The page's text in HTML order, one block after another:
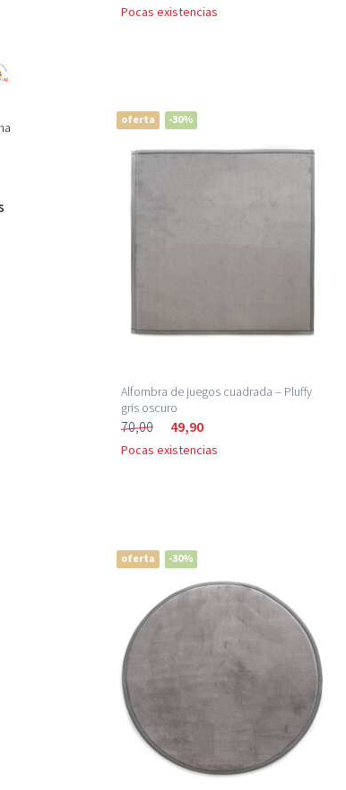
Pocas existencias
oferta -30%
Alfombra de juegos cuadrada – Pluffy
gris oscuro
70,00 49,90
Pocas existencias
oferta -30%